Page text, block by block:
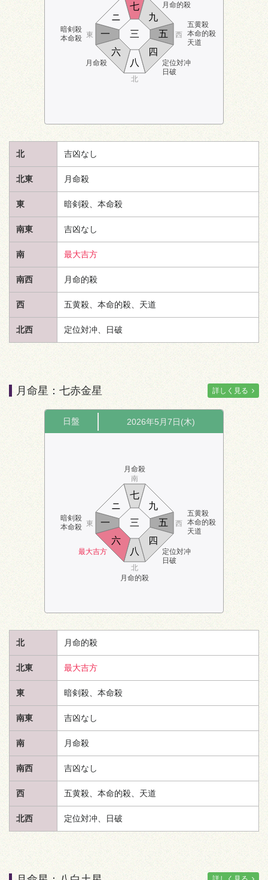
月命的殺
暗剣殺
本命殺
五黄殺
本命的殺
天道
月命殺
定位対冲
日破
北
東 西
八
九
一
ニ
三
四
五
六
七
北 吉凶なし
北東 月命殺
東 暗剣殺、本命殺
南東 吉凶なし
南 最大吉方
南西 月命的殺
西 五黄殺、本命的殺、 天道
北西 定位対冲、日破
月命星：七赤金星 詳しく見る
日盤 2026年5月7日(木)
月命殺
暗剣殺
本命殺
五黄殺
本命的殺
天道
最大吉方
月命的殺
定位対冲
日破
南
北
東 西
八
九
一
ニ
三
四
五
六
七
北 月命的殺
北東 最大吉方
東 暗剣殺、本命殺
南東 吉凶なし
南 月命殺
南西 吉凶なし
西 五黄殺、本命的殺、 天道
北西 定位対冲、日破